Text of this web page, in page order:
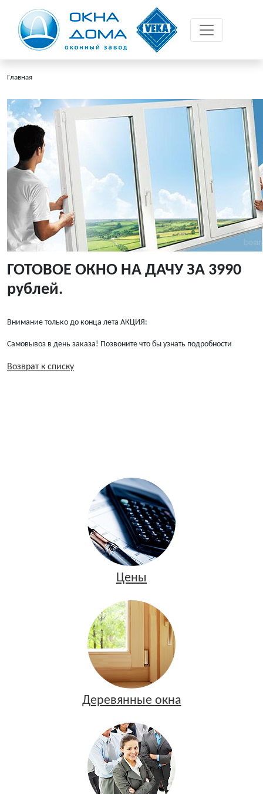
Главная
ГОТОВОЕ ОКНО НА ДАЧУ ЗА 3990
рублей.
Внимание только до конца лета АКЦИЯ:
Самовывоз в день заказа! Позвоните что бы узнать подробности
Возврат к списку
Цены
Деревянные окна